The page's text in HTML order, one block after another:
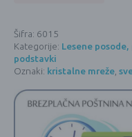
Šifra: 6015
Kategorije: Lesene
podstavki
Oznaki: kristalne mreže,